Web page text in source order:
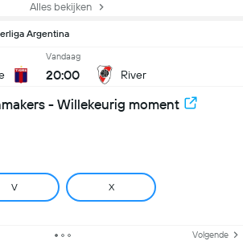
Alles bekijken
Argentina
Vandaag
20:00 River
- Willekeurig moment
V X
Volgende